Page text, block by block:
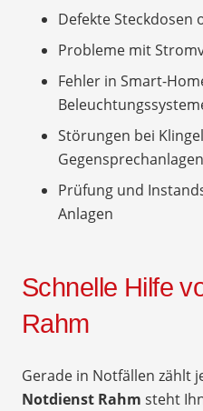
Defekte Steckdosen
Probleme mit
Fehler in Smart-
Störungen bei
Gegensprechanlagen
Prüfung und
Anlagen
Schnelle Hilfe
Rahm
Gerade in Notfällen zählt
Notdienst Rahm steht